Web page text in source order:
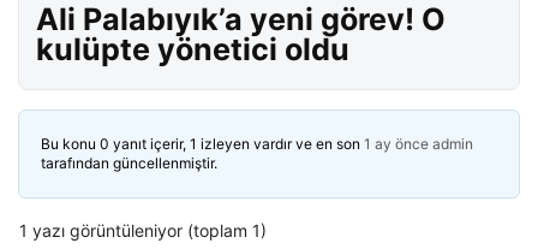
Ali Palabıyık’a yeni görev! O
kulüpte yönetici oldu
Bu konu 0 yanıt içerir, 1 izleyen vardır ve en son 1 ay önce admin
tarafından güncellenmiştir.
1 yazı görüntüleniyor (toplam 1)